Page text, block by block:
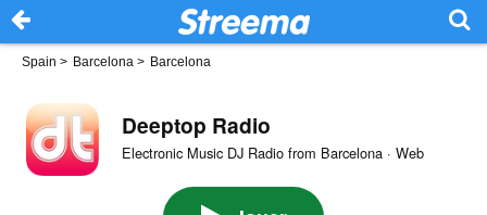
Spain > Barcelona > Barcelona
Deeptop Radio
Electronic Music DJ Radio from Barcelona · Web